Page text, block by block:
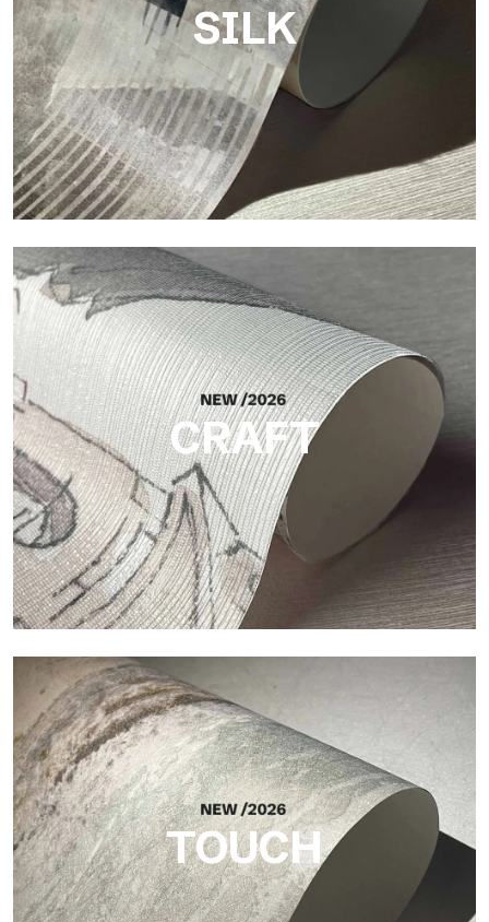
SILK
Silk
Helle und elegante Oberfläche mit feiner vertikaler Struktur,
die das Licht reflektiert und der Fläche Tiefe verleiht.
CRAFT
Craft
Oberfläche, inspiriert von natürlichen Fasern, mit einer
essentiellen Struktur, die der Fläche Balance, Tiefe und eine
elegante Materialität verleiht.
TOUCH